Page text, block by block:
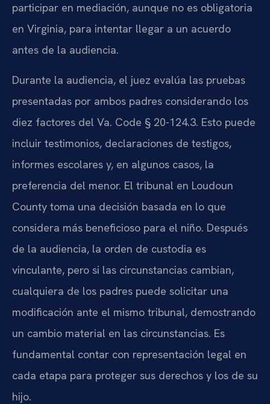
participar en mediación, aunque no es obligatoria
en Virginia, para intentar llegar a un acuerdo
antes de la audiencia.
Durante la audiencia, el juez evalúa las pruebas
presentadas por ambos padres considerando los
diez factores del Va. Code § 20-124.3. Esto puede
incluir testimonios, declaraciones de testigos,
informes escolares y, en algunos casos, la
preferencia del menor. El tribunal en Loudoun
County toma una decisión basada en lo que
considera más beneficioso para el niño. Después
de la audiencia, la orden de custodia es
vinculante, pero si las circunstancias cambian,
cualquiera de los padres puede solicitar una
modificación ante el mismo tribunal, demostrando
un cambio material en las circunstancias. Es
fundamental contar con representación legal en
cada etapa para proteger sus derechos y los de su
hijo.